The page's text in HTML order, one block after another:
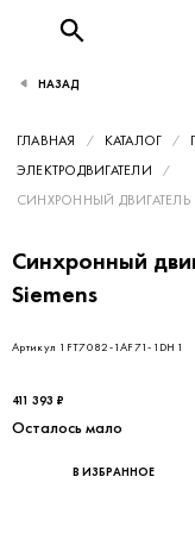
ГЛАВНАЯ КАТАЛОГ
ЭЛЕКТРОДВИГАТЕЛИ
СИНХРОННЫЙ ДВИГАТЕЛЬ
Синхронный
Siemens
Артикул 1FT7082-1AF71-1DH1
411 393 ₽
Осталось мало
В ИЗБРАННОЕ
НАЗАД